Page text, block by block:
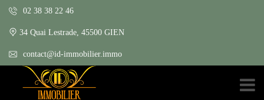
02 38 38 22 46
34 Quai Lestrade, 45500 GIEN
contact@id-immobilier.immo